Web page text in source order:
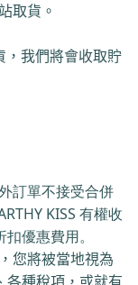
取貨。
，我們將會收取貯
訂單不接受合併
KISS 有權收
優惠費用。
您將被當地視為